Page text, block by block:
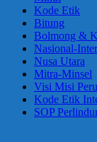
Kode Etik
Bitung
Bolmong &
Nasional-
Nusa Utara
Mitra-Minsel
Visi Misi
Kode Etik
SOP